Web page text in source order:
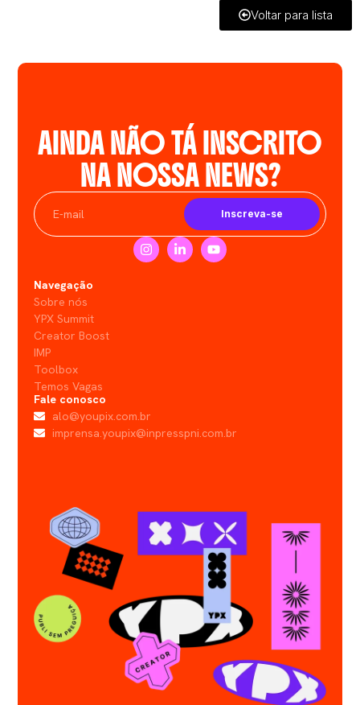
Voltar para lista
AINDA NÃO TÁ INSCRITO
NA NOSSA NEWS?
Inscreva-se
Navegação
Sobre nós
YPX Summit
Creator Boost
IMP
Toolbox
Temos Vagas
Fale conosco
alo@youpix.com.br
imprensa.youpix@inpresspni.com.br